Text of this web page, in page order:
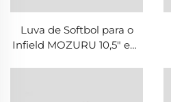
Luva de Softbol para o
Infield MOZURU 10,5" em